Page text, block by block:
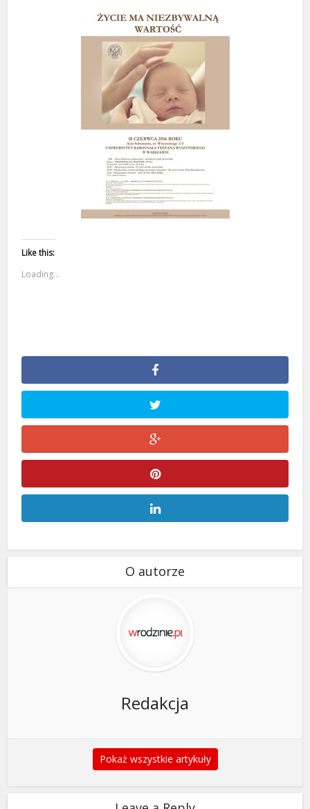
Like this:
Loading...
O autorze
Redakcja
Pokaż wszystkie artykuły